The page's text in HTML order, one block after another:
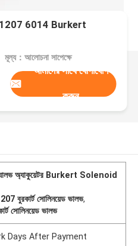
6014 Burkert
মূল্য：আলোচনা সাপেক্ষে
আমাদের সাথে যোগাযোগ
করুন
অ্যাকুয়েটর Burkert Solenoid
বুরকার্ট সোলিনয়েড ভালভ,
সোলিনয়েড ভালভ
Days After Payment